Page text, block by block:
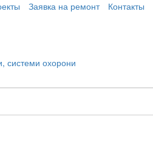
Заявка на ремонт Контакты